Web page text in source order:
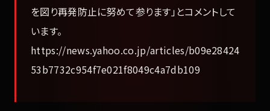
を図り再発防止に努めて参ります」とコメントして
います。
https://news.yahoo.co.jp/articles/b09e28424
53b7732c954f7e021f8049c4a7db109